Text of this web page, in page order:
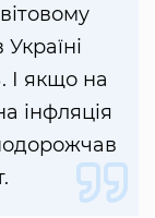
І якщо на
інфляція